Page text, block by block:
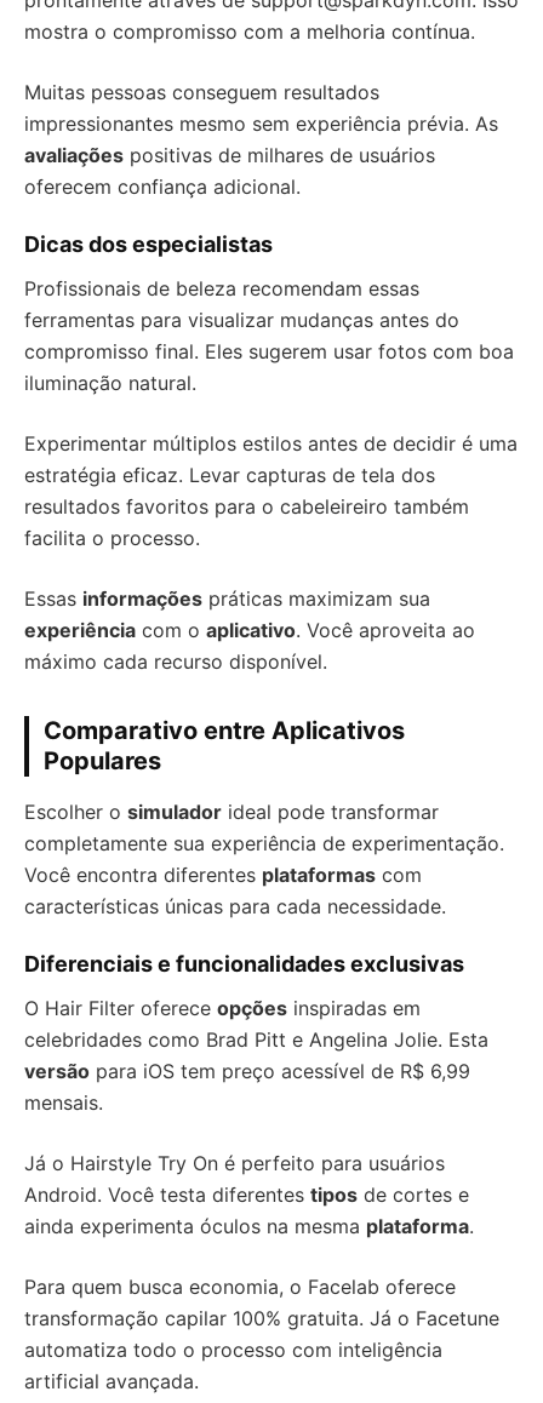
mostra o compromisso com a melhoria contínua.
Muitas pessoas conseguem resultados
impressionantes mesmo sem experiência prévia. As
avaliações positivas de milhares de usuários
oferecem confiança adicional.
Dicas dos especialistas
Profissionais de beleza recomendam essas
ferramentas para visualizar mudanças antes do
compromisso final. Eles sugerem usar fotos com boa
iluminação natural.
Experimentar múltiplos estilos antes de decidir é uma
estratégia eficaz. Levar capturas de tela dos
resultados favoritos para o cabeleireiro também
facilita o processo.
Essas informações práticas maximizam sua
experiência com o aplicativo. Você aproveita ao
máximo cada recurso disponível.
Comparativo entre Aplicativos
Populares
Escolher o simulador ideal pode transformar
completamente sua experiência de experimentação.
Você encontra diferentes plataformas com
características únicas para cada necessidade.
Diferenciais e funcionalidades exclusivas
O Hair Filter oferece opções inspiradas em
celebridades como Brad Pitt e Angelina Jolie. Esta
versão para iOS tem preço acessível de R$ 6,99
mensais.
Já o Hairstyle Try On é perfeito para usuários
Android. Você testa diferentes tipos de cortes e
ainda experimenta óculos na mesma plataforma.
Para quem busca economia, o Facelab oferece
transformação capilar 100% gratuita. Já o Facetune
automatiza todo o processo com inteligência
artificial avançada.